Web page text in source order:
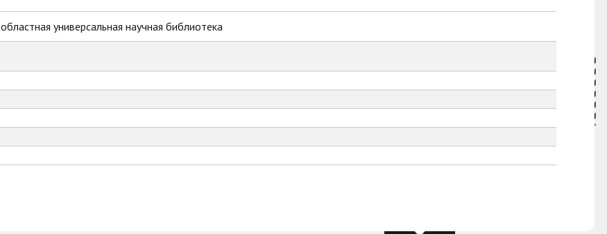
универсальная научная библиотека